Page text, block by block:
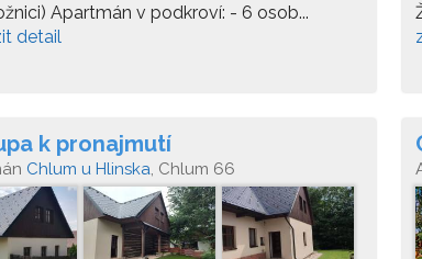
Apartmán v podkroví: - 6 osob...
detail
k pronajmutí
Chlum u Hlinska, Chlum 66